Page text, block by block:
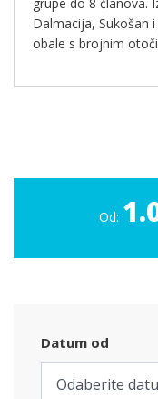
Dalmacija, Sukošan
obale s brojnim
Od:
Datum od